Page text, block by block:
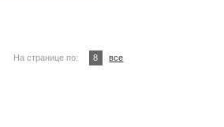
На странице по: 8 все